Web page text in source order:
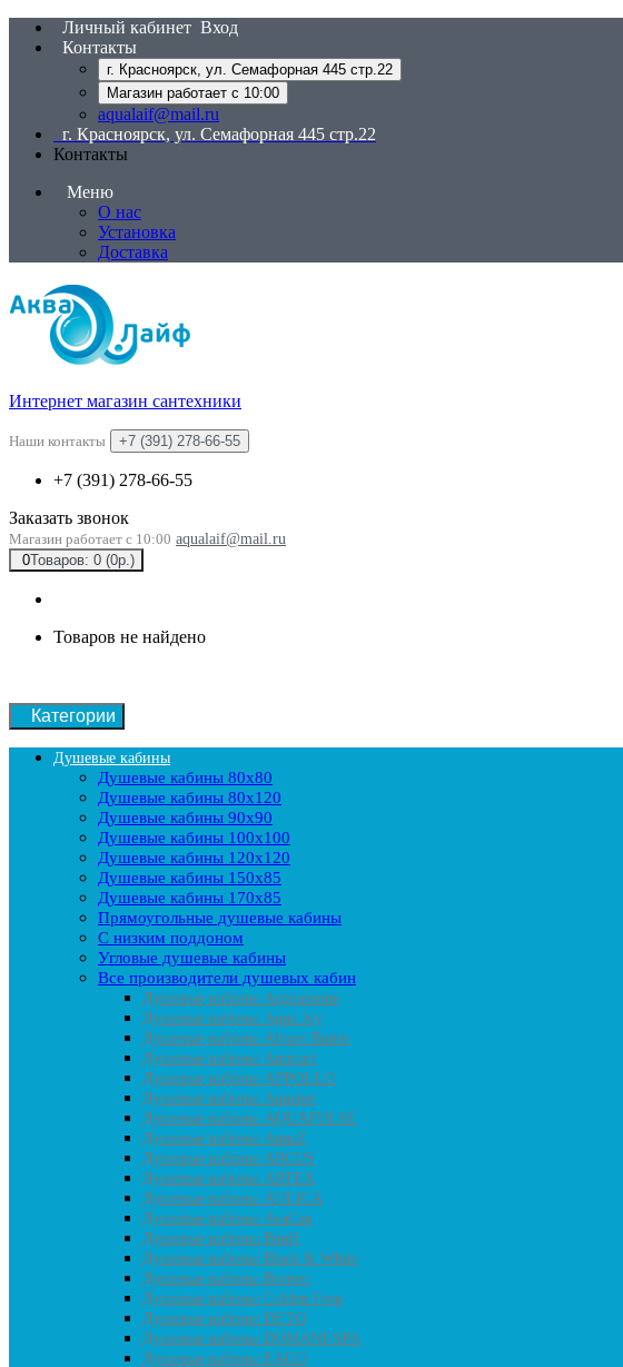
Личный кабинет Вход
Контакты
г. Красноярск, ул. Семафорная 445 стр.22
Магазин работает с 10:00
aqualaif@mail.ru
г. Красноярск, ул. Семафорная 445 стр.22
Контакты
Меню
О нас
Установка
Доставка
Интернет магазин сантехники
Наши контакты +7 (391) 278-66-55
+7 (391) 278-66-55
Заказать звонок
Магазин работает с 10:00 aqualaif@mail.ru
0Товаров: 0 (0р.)
Товаров не найдено
Категории
Душевые кабины
Душевые кабины 80x80
Душевые кабины 80x120
Душевые кабины 90х90
Душевые кабины 100x100
Душевые кабины 120x120
Душевые кабины 150x85
Душевые кабины 170x85
Прямоугольные душевые кабины
С низким поддоном
Угловые душевые кабины
Все производители душевых кабин
Душевые кабины Acguazzone
Душевые кабины Agua Joy
Душевые кабины Alvaro Banos
Душевые кабины Ammari
Душевые кабины APPOLLO
Душевые кабины Aquanet
Душевые кабины AQUAPULSE
Душевые кабины AquaZ
Душевые кабины ARCUS
Душевые кабины ARTEX
Душевые кабины AULICA
Душевые кабины AvaCan
Душевые кабины Banff
Душевые кабины Black & White
Душевые кабины Borneo
Душевые кабины Colden Frog
Душевые кабины DETO
Душевые кабины DOMANI-SPA
Душевые кабины EAGO